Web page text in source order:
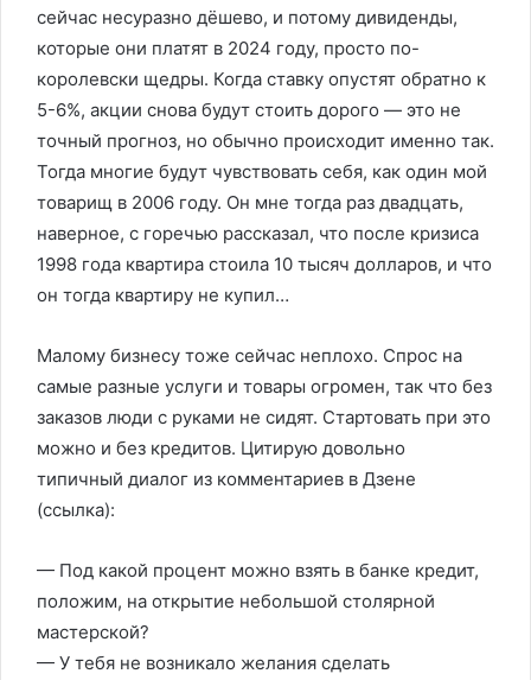
сейчас несуразно дёшево, и потому дивиденды,
которые они платят в 2024 году, просто по-
королевски щедры. Когда ставку опустят обратно к
5-6%, акции снова будут стоить дорого — это не
точный прогноз, но обычно происходит именно так.
Тогда многие будут чувствовать себя, как один мой
товарищ в 2006 году. Он мне тогда раз двадцать,
наверное, с горечью рассказал, что после кризиса
1998 года квартира стоила 10 тысяч долларов, и что
он тогда квартиру не купил…
Малому бизнесу тоже сейчас неплохо. Спрос на
самые разные услуги и товары огромен, так что без
заказов люди с руками не сидят. Стартовать при это
можно и без кредитов. Цитирую довольно
типичный диалог из комментариев в Дзене
(ссылка):
— Под какой процент можно взять в банке кредит,
положим, на открытие небольшой столярной
мастерской?
— У тебя не возникало желания сделать